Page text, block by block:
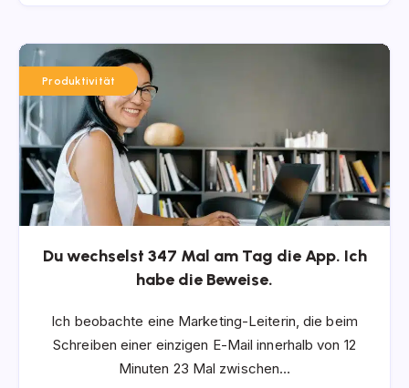
Produktivität
Du wechselst 347 Mal am Tag die App. Ich
habe die Beweise.
Ich beobachte eine Marketing-Leiterin, die beim
Schreiben einer einzigen E-Mail innerhalb von 12
Minuten 23 Mal zwischen…